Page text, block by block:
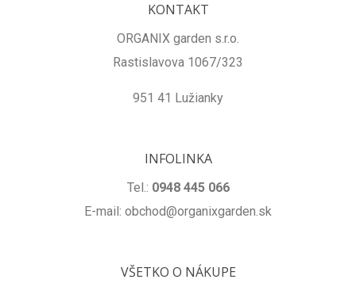
KONTAKT
ORGANIX garden s.r.o.
Rastislavova 1067/323
951 41 Lužianky
INFOLINKA
Tel.: 0948 445 066
E-mail: obchod@organixgarden.sk
VŠETKO O NÁKUPE